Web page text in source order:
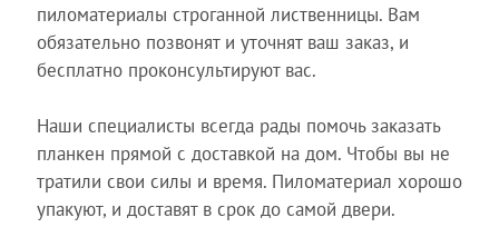
пиломатериалы строганной лиственницы. Вам
обязательно позвонят и уточнят ваш заказ, и
бесплатно проконсультируют вас.
Наши специалисты всегда рады помочь заказать
планкен прямой с доставкой на дом. Чтобы вы не
тратили свои силы и время. Пиломатериал хорошо
упакуют, и доставят в срок до самой двери.